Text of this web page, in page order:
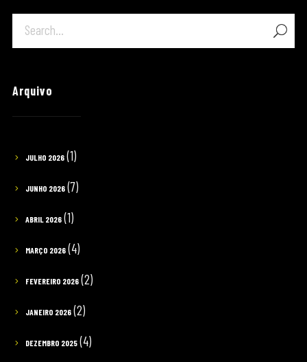
Arquivo
JULHO 2026(1)
JUNHO 2026(7)
ABRIL 2026(1)
MARÇO 2026(4)
FEVEREIRO 2026(2)
JANEIRO 2026(2)
DEZEMBRO 2025(4)